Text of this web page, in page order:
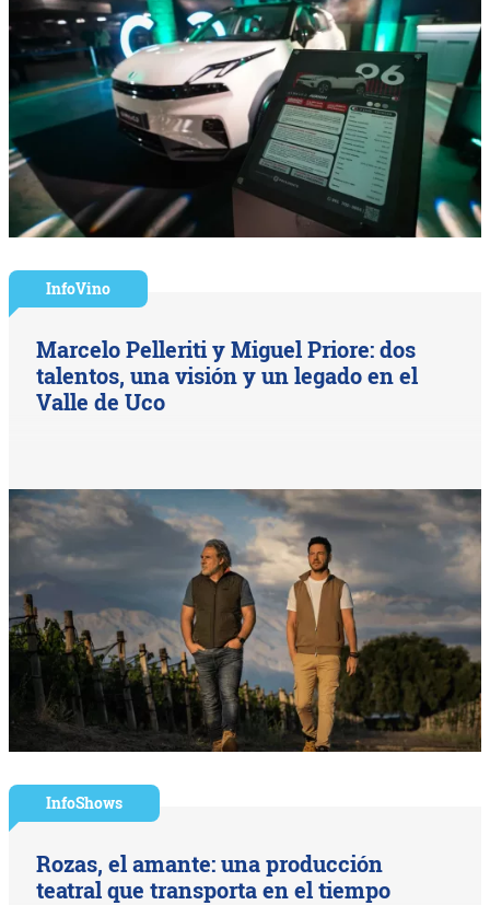
InfoVino
Marcelo Pelleriti y Miguel Priore: dos
talentos, una visión y un legado en el
Valle de Uco
InfoShows
Rozas, el amante: una producción
teatral que transporta en el tiempo